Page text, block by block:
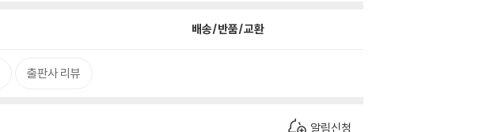
배송/반품/교환
출판사 리뷰
알림신청